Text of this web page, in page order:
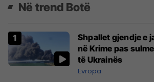
Në trend Botë
Shpallet gjendje e
në Krime pas
të Ukrainës
Evropa